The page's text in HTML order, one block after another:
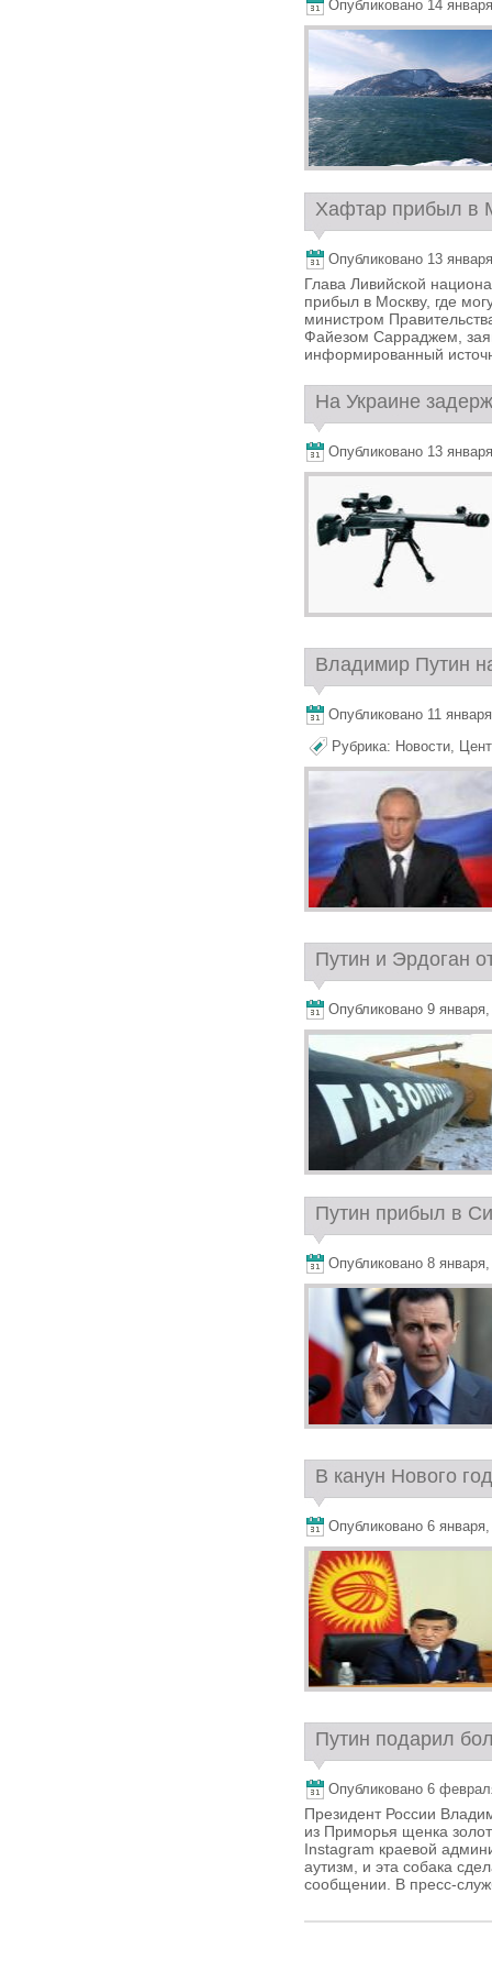
Опубликовано 14
Хафтар прибыл в
Опубликовано 13
Глава Ливийской
прибыл в Москву, где
министром
Файезом Сарраджем,
информированный
На Украине
Опубликовано 13
Владимир Путин
Опубликовано 11
Рубрика: Новости,
Путин и Эрдоган
Опубликовано 9
Путин прибыл в
Опубликовано 8
В канун Нового
Опубликовано 6
Путин подарил
Опубликовано 6
Президент России
из Приморья щенка
Instagram краевой
аутизм, и эта собака
сообщении. В пресс-